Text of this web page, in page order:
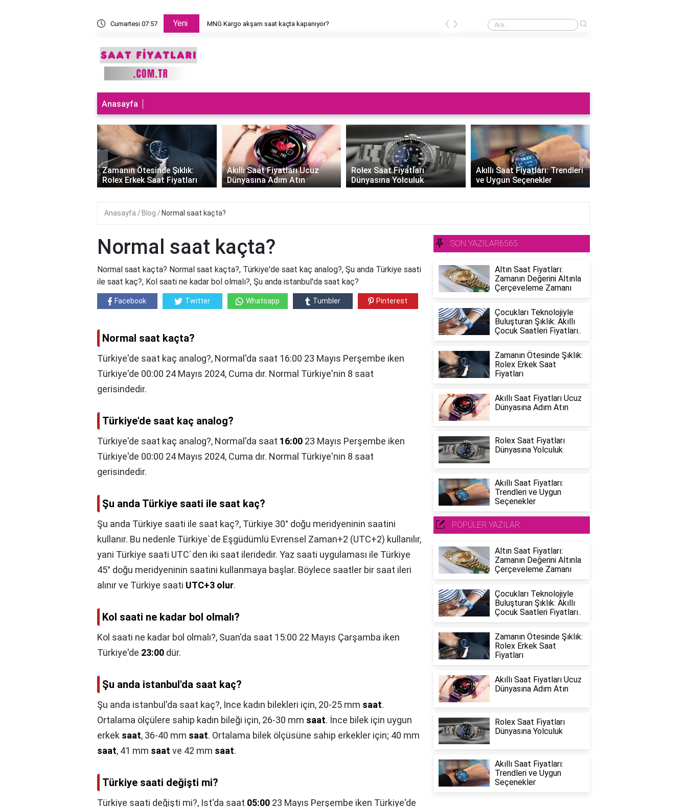
Cumartesi 07:57 Yeni MNG Kargo akşam saat kaçta kapanıyor? Saat neden sağa takılmaz?
‹ ›
Anasayfa
Zamanın Ötesinde Şıklık:
Rolex Erkek Saat Fiyatları
Akıllı Saat Fiyatları Ucuz
Dünyasına Adım Atın
Rolex Saat Fiyatları
Dünyasına Yolculuk
Akıllı Saat Fiyatları: Trendleri
ve Uygun Seçenekler
‹ ›
Anasayfa Blog Normal saat kaçta?
Normal saat kaçta?
Normal saat kaçta? Normal saat kaçta?, Türkiye'de saat kaç analog?, Şu anda Türkiye saati
ile saat kaç?, Kol saati ne kadar bol olmalı?, Şu anda istanbul'da saat kaç?
Facebook Twitter Whatsapp Tumbler Pinterest
Normal saat kaçta?
Türkiye'de saat kaç analog?, Normal'da saat 16:00 23 Mayıs Perşembe iken
Türkiye'de 00:00 24 Mayıs 2024, Cuma dır. Normal Türkiye'nin 8 saat
gerisindedir.
Türkiye'de saat kaç analog?
Türkiye'de saat kaç analog?, Normal'da saat 16:00 23 Mayıs Perşembe iken
Türkiye'de 00:00 24 Mayıs 2024, Cuma dır. Normal Türkiye'nin 8 saat
gerisindedir.
Şu anda Türkiye saati ile saat kaç?
Şu anda Türkiye saati ile saat kaç?, Türkiye 30° doğu meridyeninin saatini
kullanır. Bu nedenle Türkiye`de Eşgüdümlü Evrensel Zaman+2 (UTC+2) kullanılır,
yani Türkiye saati UTC`den iki saat ileridedir. Yaz saati uygulaması ile Türkiye
45° doğu meridyeninin saatini kullanmaya başlar. Böylece saatler bir saat ileri
alınır ve Türkiye saati UTC+3 olur.
Kol saati ne kadar bol olmalı?
Kol saati ne kadar bol olmalı?, Suan'da saat 15:00 22 Mayıs Çarşamba iken
Türkiye'de 23:00 dür.
Şu anda istanbul'da saat kaç?
Şu anda istanbul'da saat kaç?, İnce kadın bilekleri için, 20-25 mm saat.
Ortalama ölçülere sahip kadın bileği için, 26-30 mm saat. İnce bilek için uygun
erkek saat, 36-40 mm saat. Ortalama bilek ölçüsüne sahip erkekler için; 40 mm
saat, 41 mm saat ve 42 mm saat.
Türkiye saati değişti mi?
Türkiye saati değişti mi?, Ist'da saat 05:00 23 Mayıs Perşembe iken Türkiye'de
SON YAZILAR6565
Altın Saat Fiyatları:
Zamanın Değerini Altınla
Çerçeveleme Zamanı
Çocukları Teknolojiyle
Buluşturan Şıklık: Akıllı
Çocuk Saatleri Fiyatları..
Zamanın Ötesinde Şıklık:
Rolex Erkek Saat
Fiyatları
Akıllı Saat Fiyatları Ucuz
Dünyasına Adım Atın
Rolex Saat Fiyatları
Dünyasına Yolculuk
Akıllı Saat Fiyatları:
Trendleri ve Uygun
Seçenekler
POPÜLER YAZILAR
Altın Saat Fiyatları:
Zamanın Değerini Altınla
Çerçeveleme Zamanı
Çocukları Teknolojiyle
Buluşturan Şıklık: Akıllı
Çocuk Saatleri Fiyatları..
Zamanın Ötesinde Şıklık:
Rolex Erkek Saat
Fiyatları
Akıllı Saat Fiyatları Ucuz
Dünyasına Adım Atın
Rolex Saat Fiyatları
Dünyasına Yolculuk
Akıllı Saat Fiyatları:
Trendleri ve Uygun
Seçenekler